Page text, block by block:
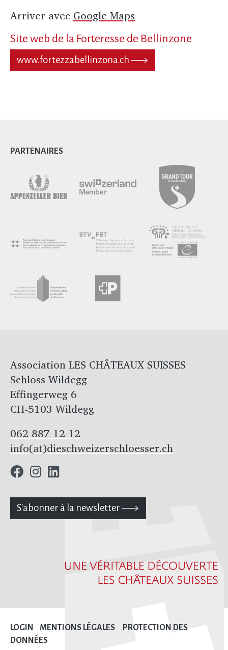
Arriver avec Google Maps
Site web de la Forteresse de Bellinzone
www.fortezzabellinzona.ch
PARTENAIRES
Association LES CHÂTEAUX SUISSES
Schloss Wildegg
Effingerweg 6
CH-5103 Wildegg
062 887 12 12
info(at)dieschweizerschloesser.ch
S'abonner à la newsletter
LOGIN MENTIONS LÉGALES
PROTECTION DES
DONNÉES